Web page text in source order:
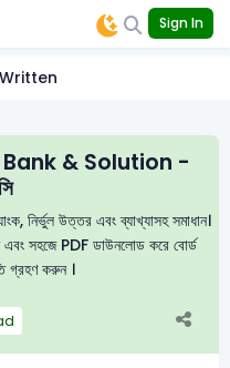
Sign In
Written
& Solution -
নির্ভুল উত্তর এবং ব্যাখ্যাসহ সমাধান।
এবং সহজে PDF ডাউনলোড করে বোর্ড
গ্রহণ করুন ।